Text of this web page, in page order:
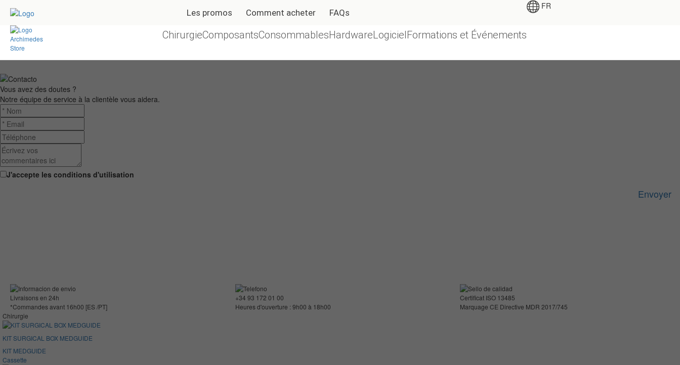
Les promos Comment acheter FAQs
FR
ChirurgieComposantsConsommablesHardwareLogicielFormations et Événements
Vous avez des doutes ?
Notre équipe de service à la clientèle vous aidera.
J'accepte les conditions d'utilisation
Envoyer
Livraisons en 24h
*Commandes avant 16h00 [ES /PT]
+34 93 172 01 00
Heures d'ouverture : 9h00 à 18h00
Certificat ISO 13485
Marquage CE Directive MDR 2017/745
Chirurgie
KIT SURGICAL BOX MEDGUIDE
KIT MEDGUIDE
Cassette